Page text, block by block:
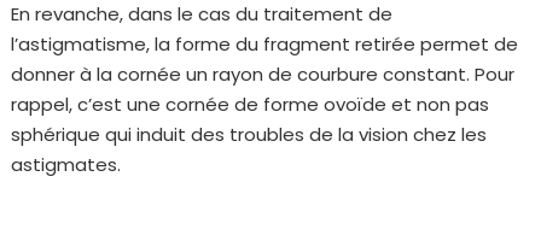
En revanche, dans le cas du traitement de
l’astigmatisme, la forme du fragment retirée permet de
donner à la cornée un rayon de courbure constant. Pour
rappel, c’est une cornée de forme ovoïde et non pas
sphérique qui induit des troubles de la vision chez les
astigmates.